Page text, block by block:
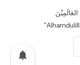
notifications